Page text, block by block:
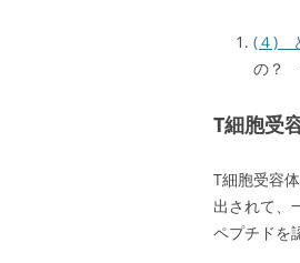
(４)
の？
T細胞受
T細胞受容
出されて、
ペプチドを